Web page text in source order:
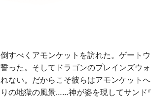
すべくアモンケットを訪れた。ゲート
った。そしてドラゴンのプレインズウ
ない。だからこそ彼らはアモンケッ
の地獄の風景……神が姿を現してサンド